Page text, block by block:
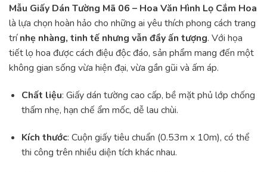
Mẫu Giấy Dán Tường Mã 06 – Hoa Văn Hình Lọ Cắm Hoa
là lựa chọn hoàn hảo cho những ai yêu thích phong cách trang
trínhẹ nhàng, tinh tế nhưng vẫn đầy ấn tượng. Với họa
tiết lọ hoa được cách điệu độc đáo, sản phẩm mang đến một
không gian sống vừa hiện đại, vừa gần gũi và ấm áp.
Chất liệu: Giấy dán tường cao cấp, bề mặt phủ lớp chống
thấm nhẹ, hạn chế ẩm mốc, dễ lau chùi.
Kích thước: Cuộn giấy tiêu chuẩn (0.53m x 10m), có thể
thi công trên nhiều diện tích khác nhau.